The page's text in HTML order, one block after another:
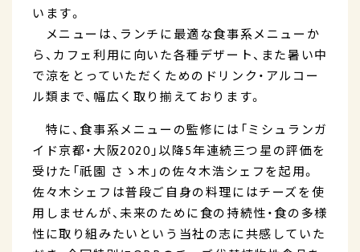
います。
メニューは、ランチに最適な食事系メニューか
ら、カフェ利用に向いた各種デザート、また暑い中
で涼をとっていただくためのドリンク・アルコー
ル類まで、幅広く取り揃えております。
特に、食事系メニューの監修には「ミシュランガ
イド京都・大阪2020」以降5年連続三つ星の評価を
受けた「祇園 さゝ木」の佐々木浩シェフを起用。
佐々木シェフは普段ご自身の料理にはチーズを使
用しませんが、未来のために食の持続性・食の多様
性に取り組みたいという当社の志に共感していた